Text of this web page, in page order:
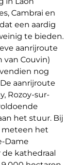
Cambrai en
een aardig
te bieden.
aanrijroute
van Couvin)
nog
aanrijroute
Rozoy-sur-
het stuur. Bij
meteen het
Dame
de kathedraal